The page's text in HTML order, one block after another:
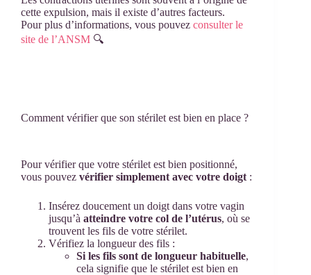
cette expulsion, mais il existe d’autres facteurs.
Pour plus d’informations, vous pouvez consulter le
site de l’ANSM 🔍
Comment vérifier que son stérilet est bien en place ?
Pour vérifier que votre stérilet est bien positionné,
vous pouvez vérifier simplement avec votre doigt :
Insérez doucement un doigt dans votre vagin
jusqu’à atteindre votre col de l’utérus, où se
trouvent les fils de votre stérilet.
Vérifiez la longueur des fils :
Si les fils sont de longueur habituelle,
cela signifie que le stérilet est bien en